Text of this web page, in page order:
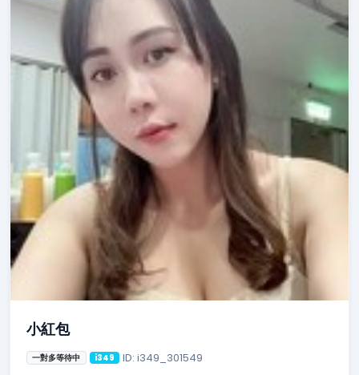
小紅包
一對多等待中 i349 ID: i349_301549